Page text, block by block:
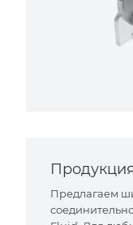
Предлагаем